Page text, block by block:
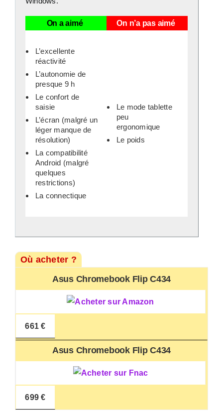
On a aimé On n’a pas aimé
L’excellente
réactivité
L’autonomie de
presque 9 h
Le confort de
saisie
L’écran (malgré un
léger manque de
résolution)
La compatibilité
Android (malgré
quelques
restrictions)
La connectique
Le mode tablette
peu
ergonomique
Le poids
Où acheter ?
Asus Chromebook Flip C434
661 €
Asus Chromebook Flip C434
699 €